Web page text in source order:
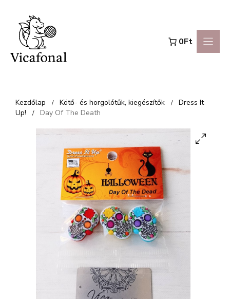
Kilépés
tartalomba
0Ft
Kezdőlap / Kötő- és horgolótűk, kiegészítők /
Dress It
Up!
/ Day Of The Death